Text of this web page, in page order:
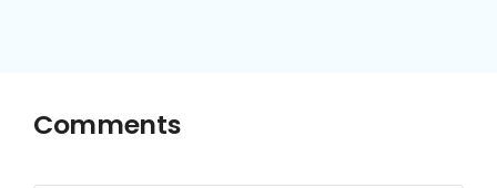
Comments